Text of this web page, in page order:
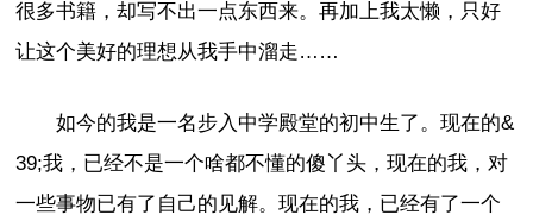
很多书籍，却写不出一点东西来。再加上我太懒，只好
让这个美好的理想从我手中溜走……
如今的我是一名步入中学殿堂的初中生了。现在的&
39;我，已经不是一个啥都不懂的傻丫头，现在的我，对
一些事物已有了自己的见解。现在的我，已经有了一个